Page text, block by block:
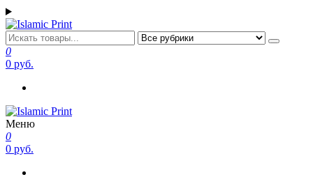
Перейти
к
содержимому
Islamic Print
Открытки, закладки рамки с напоминаниями и пожеланиями
0
0 руб.
Islamic Print
Открытки, закладки рамки с напоминаниями и пожеланиями
Меню
0
0 руб.